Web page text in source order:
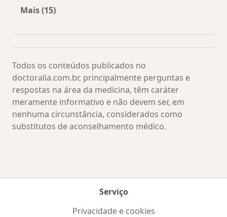
Mais (15)
Todos os conteúdos publicados no
doctoralia.com.br, principalmente perguntas e
respostas na área da medicina, têm caráter
meramente informativo e não devem ser, em
nenhuma circunstância, considerados como
substitutos de aconselhamento médico.
Serviço
Privacidade e cookies